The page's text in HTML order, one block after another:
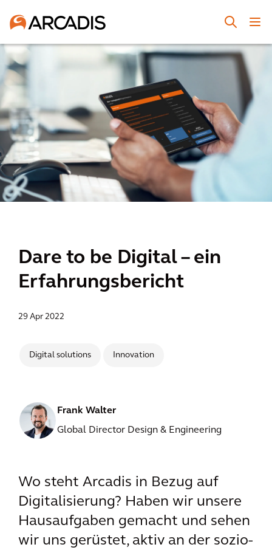
Dare to be Digital – ein
Erfahrungsbericht
29 Apr 2022
Digital solutions Innovation
Frank Walter
Global Director Design & Engineering
Wo steht Arcadis in Bezug auf
Digitalisierung? Haben wir unsere
Hausaufgaben gemacht und sehen
wir uns gerüstet, aktiv an der sozio-